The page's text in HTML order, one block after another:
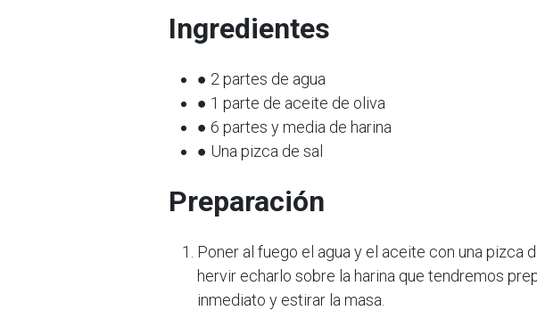
Ingredientes
● 2 partes de agua
● 1 parte de aceite de oliva
● 6 partes y media de harina
● Una pizca de sal
Preparación
Poner al fuego el agua y el aceite con una pizca
hervir echarlo sobre la harina que tendremos
inmediato y estirar la masa.